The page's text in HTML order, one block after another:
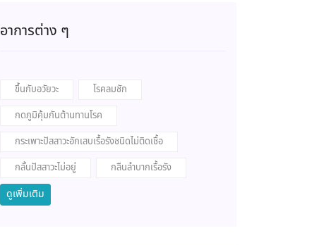
อาการต่าง ๆ
ขึ้นกับอวัยวะ
โรคลมชัก
กดภูมิคุ้มกันต้านทานโรค
กระเพาะปัสสาวะอักเสบเรื้อรังชนิดไม่ติดเชื้อ
กลั้นปัสสาวะไม่อยู่
กลืนลำบากเรื้อรัง
ดูเพิ่มเติม